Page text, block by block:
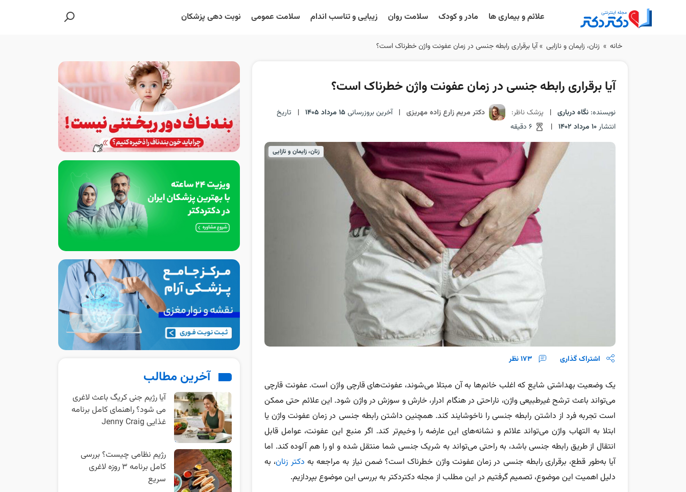
علائم و بیماری ها مادر و کودک سلامت روان زیبایی و تناسب اندام سلامت عمومی نوبت دهی پزشکان
خانه » زنان، زایمان و نازایی »آیا برقراری رابطه جنسی در زمان عفونت واژن خطرناک است؟
آیا برقراری رابطه جنسی در زمان عفونت واژن خطرناک است؟
نویسنده: نگاه درباری | پزشک ناظر: دکتر مریم زارع زاده مهریزی | آخرین بروزرسانی 15 مرداد 1405 |
تاریخ
انتشار10 مرداد 1402 |
زنان، زایمان و نازایی
اشتراک گذاری 173نظر
یک وضعیت بهداشتی شایع که اغلب خانم‌ها به آن مبتلا می‌شوند، عفونت‌های قارچی واژن است. عفونت قارچی
می‌تواند باعث ترشح غیرطبیعی واژن، ناراحتی در هنگام ادرار، خارش و سوزش در واژن شود. این علائم حتی ممکن
است تجربه فرد از داشتن رابطه جنسی را ناخوشایند کند. همچنین داشتن رابطه جنسی در زمان عفونت واژن یا
ابتلا به التهاب واژن می‌تواند علائم و نشانه‌های این عارضه را وخیم‌تر کند. اگر منبع این عفونت، عوامل قابل
انتقال از طریق رابطه جنسی باشد، به راحتی می‌تواند به شریک جنسی شما منتقل شده و او را هم آلوده کند. اما
آیا به‌طور قطع، برقراری رابطه جنسی در زمان عفونت واژن خطرناک است؟ ضمن نیاز به مراجعه به دکتر زنان، به
دلیل اهمیت این موضوع، تصمیم گرفتیم در این مطلب از مجله دکتردکتر به بررسی این موضوع بپردازیم.
آخرین مطالب
آیا رژیم جنی کریگ باعث لاغری
می شود؟ راهنمای کامل برنامه
غذایی Jenny Craig
رژیم نظامی چیست؟ بررسی
کامل برنامه ۳ روزه لاغری
سریع